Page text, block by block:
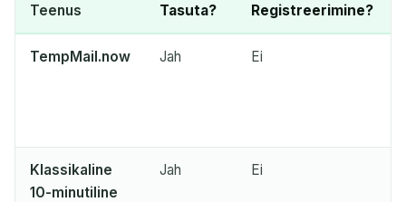
15
Teenus Tasuta? Registreerimine?
TempMail.now Jah Ei
Klassikaline
10-minutiline
Jah Ei